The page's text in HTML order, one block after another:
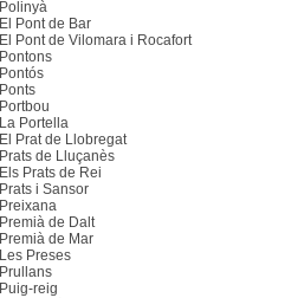
Polinyà
El Pont de Bar
El Pont de Vilomara i Rocafort
Pontons
Pontós
Ponts
Portbou
La Portella
El Prat de Llobregat
Prats de Lluçanès
Els Prats de Rei
Prats i Sansor
Preixana
Premià de Dalt
Premià de Mar
Les Preses
Prullans
Puig-reig